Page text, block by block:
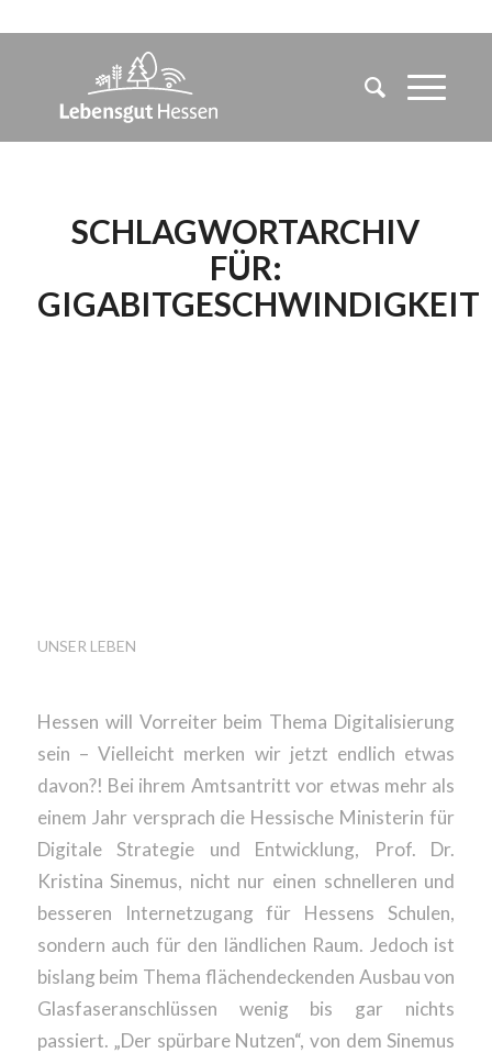
SCHLAGWORTARCHIV
FÜR:
GIGABITGESCHWINDIGKEIT
UNSER LEBEN
Hessen will Vorreiter beim Thema Digitalisierung
sein – Vielleicht merken wir jetzt endlich etwas
davon?! Bei ihrem Amtsantritt vor etwas mehr als
einem Jahr versprach die Hessische Ministerin für
Digitale Strategie und Entwicklung, Prof. Dr.
Kristina Sinemus, nicht nur einen schnelleren und
besseren Internetzugang für Hessens Schulen,
sondern auch für den ländlichen Raum. Jedoch ist
bislang beim Thema flächendeckenden Ausbau von
Glasfaseranschlüssen wenig bis gar nichts
passiert. „Der spürbare Nutzen“, von dem Sinemus